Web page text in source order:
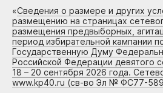
«Сведения о размере и других
размещению на страницах
размещения предвыборных,
период избирательной кампании
Государственную Думу
Российской Федерации девятого
18 – 20 сентября 2026 года.
www.kp40.ru (св-во Эл № ФС77-